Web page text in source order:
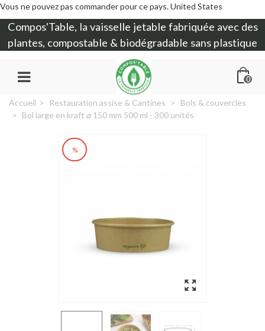
Vous ne pouvez pas commander pour ce pays.United States
Compos'Table, la vaisselle jetable fabriquée avec des
plantes, compostable & biodégradable sans plastique
0
Accueil > Restauration assise & Cantines > Bols & couvercles
> Bol large en kraft ⌀ 150 mm 500 ml - 300 unités
%